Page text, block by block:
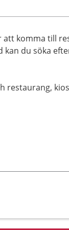
att komma till
du söka
restaurang,